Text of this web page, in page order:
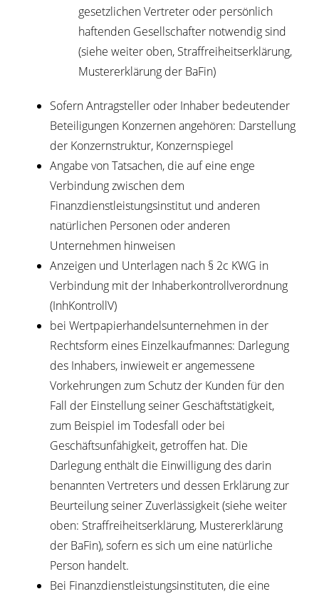
gesetzlichen Vertreter oder persönlich
haftenden Gesellschafter notwendig sind
(siehe weiter oben, Straffreiheitserklärung,
Mustererklärung der BaFin)
Sofern Antragsteller oder Inhaber bedeutender
Beteiligungen Konzernen angehören: Darstellung
der Konzernstruktur, Konzernspiegel
Angabe von Tatsachen, die auf eine enge
Verbindung zwischen dem
Finanzdienstleistungsinstitut und anderen
natürlichen Personen oder anderen
Unternehmen hinweisen
Anzeigen und Unterlagen nach § 2c KWG in
Verbindung mit der Inhaberkontrollverordnung
(InhKontrollV)
bei Wertpapierhandelsunternehmen in der
Rechtsform eines Einzelkaufmannes: Darlegung
des Inhabers, inwieweit er angemessene
Vorkehrungen zum Schutz der Kunden für den
Fall der Einstellung seiner Geschäftstätigkeit,
zum Beispiel im Todesfall oder bei
Geschäftsunfähigkeit, getroffen hat. Die
Darlegung enthält die Einwilligung des darin
benannten Vertreters und dessen Erklärung zur
Beurteilung seiner Zuverlässigkeit (siehe weiter
oben: Straffreiheitserklärung, Mustererklärung
der BaFin), sofern es sich um eine natürliche
Person handelt.
Bei Finanzdienstleistungsinstituten, die eine